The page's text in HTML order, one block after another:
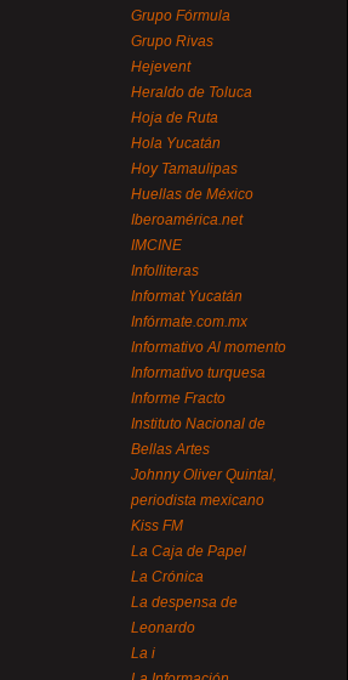
Grupo Fórmula
Grupo Rivas
Hejevent
Heraldo de Toluca
Hoja de Ruta
Hola Yucatán
Hoy Tamaulipas
Huellas de México
Iberoamérica.net
IMCINE
Infolliteras
Informat Yucatán
Infórmate.com.mx
Informativo Al momento
Informativo turquesa
Informe Fracto
Instituto Nacional de
Bellas Artes
Johnny Oliver Quintal,
periodista mexicano
Kiss FM
La Caja de Papel
La Crónica
La despensa de
Leonardo
La i